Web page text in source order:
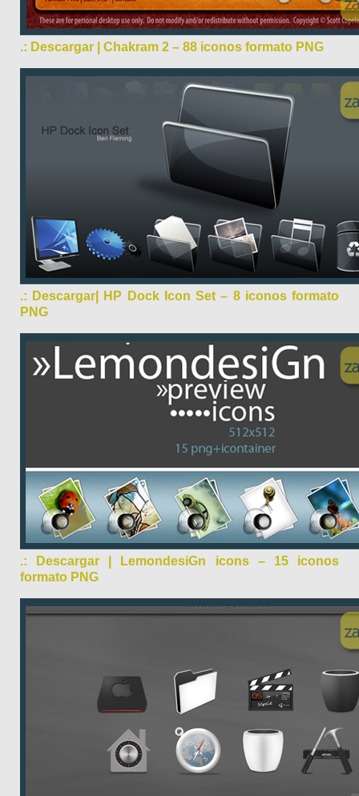
.: Descargar | Chakram 2 – 88 iconos formato PNG
.: Descargar| HP Dock Icon Set – 8 iconos formato
PNG
.: Descargar | LemondesiGn icons – 15 iconos
formato PNG